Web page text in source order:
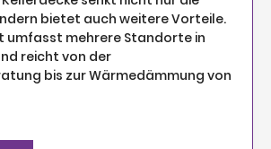
bietet auch weitere Vorteile.
umfasst mehrere Standorte in
reicht von der
bis zur Wärmedämmung von